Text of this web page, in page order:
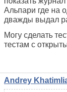
Альпари где на
дважды выдал
Могу сделать
тестам с
Andrey